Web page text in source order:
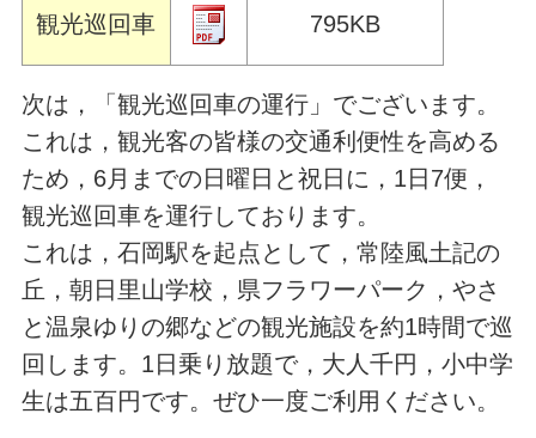
観光巡回車 795KB
次は，「観光巡回車の運行」でございます。
これは，観光客の皆様の交通利便性を高める
ため，6月までの日曜日と祝日に，1日7便，
観光巡回車を運行しております。
これは，石岡駅を起点として，常陸風土記の
丘，朝日里山学校，県フラワーパーク，やさ
と温泉ゆりの郷などの観光施設を約1時間で巡
回します。1日乗り放題で，大人千円，小中学
生は五百円です。ぜひ一度ご利用ください。